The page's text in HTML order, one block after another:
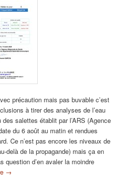
précaution mais pas buvable c’est
à tirer des analyses de l’eau
des salettes établit par l’ARS (Agence
du 6 août au matin et rendues
Ce n’est pas encore les niveaux de
delà de la propagande) mais ça en
question d’en avaler la moindre
→